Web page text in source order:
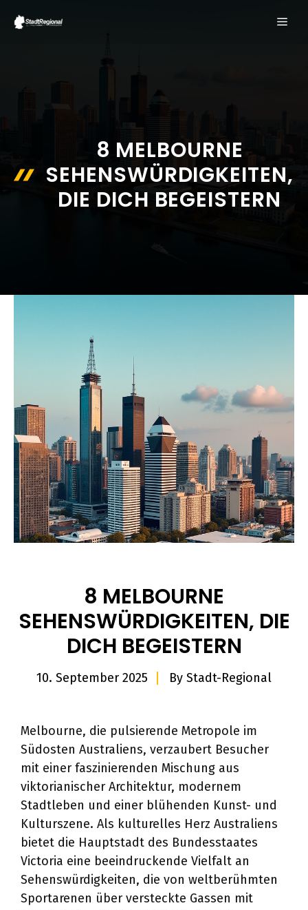
Inhalt
8 MELBOURNE
SEHENSWÜRDIGKEITEN,
DIE DICH BEGEISTERN
8 MELBOURNE
SEHENSWÜRDIGKEITEN, DIE
DICH BEGEISTERN
10. September 2025 By Stadt-Regional
Melbourne, die pulsierende Metropole im
Südosten Australiens, verzaubert Besucher
mit einer faszinierenden Mischung aus
viktorianischer Architektur, modernem
Stadtleben und einer blühenden Kunst- und
Kulturszene. Als kulturelles Herz Australiens
bietet die Hauptstadt des Bundesstaates
Victoria eine beeindruckende Vielfalt an
Sehenswürdigkeiten, die von weltberühmten
Sportarenen über versteckte Gassen mit